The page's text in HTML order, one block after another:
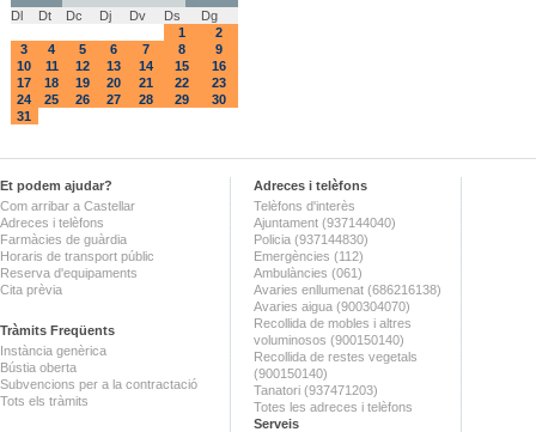
Dl
Dt Dc Dj Dv Ds
Dg
1
2
3
4 5 6 7 8
9
10
11 12 13 14 15
16
17
18 19 20 21 22
23
24
25 26 27 28 29
30
31
Et podem ajudar?
Com arribar a Castellar
Adreces i telèfons
Farmàcies de guàrdia
Horaris de transport públic
Reserva d'equipaments
Cita prèvia
Tràmits Freqüents
Instància genèrica
Bústia oberta
Subvencions per a la contractació
Tots els tràmits
Adreces i telèfons
Telèfons d'interès
Ajuntament (937144040)
Policia (937144830)
Emergències (112)
Ambulàncies (061)
Avaries enllumenat (686216138)
Avaries aigua (900304070)
Recollida de mobles i altres
voluminosos (900150140)
Recollida de restes vegetals
(900150140)
Tanatori (937471203)
Totes les adreces i telèfons
Serveis